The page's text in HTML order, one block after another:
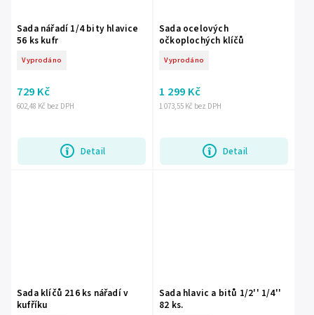
Sada nářadí 1/4 bity hlavice
56 ks kufr
Vyprodáno
602,48 Kč bez DPH
729 Kč
Detail
Sada ocelových
očkoplochých klíčů
Vyprodáno
1 073,55 Kč bez DPH
1 299 Kč
Detail
Sada klíčů 216 ks nářadí v
kufříku
Sada hlavic a bitů 1/2'' 1/4''
82 ks.